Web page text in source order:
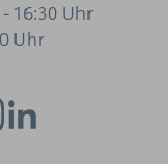
16:30 Uhr
Uhr